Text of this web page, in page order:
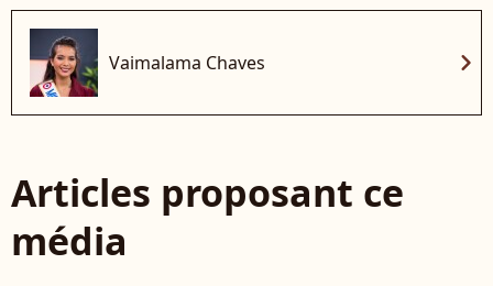
Vaimalama Chaves chevron_right
Articles proposant ce
média